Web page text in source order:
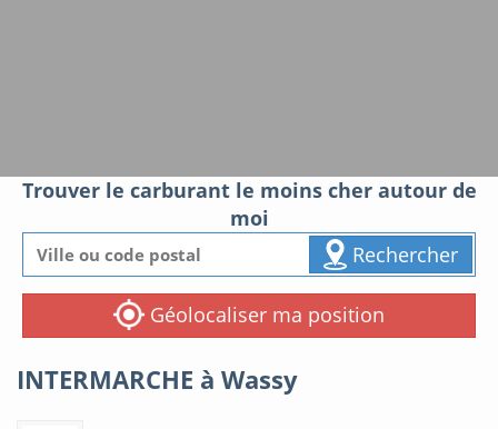
Trouver le carburant le moins cher autour de
moi
Rechercher
Géolocaliser ma position
INTERMARCHE à Wassy